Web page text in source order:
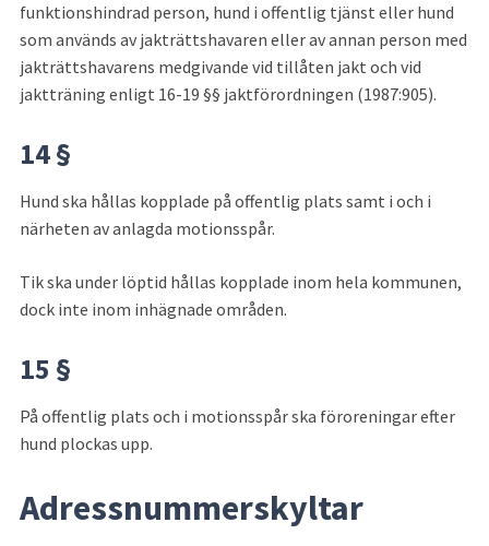
funktionshindrad person, hund i offentlig tjänst eller hund
som an­vänds av jakträttshavaren eller av annan person med
jakträttshavarens medgivande vid tillåten jakt och vid
jaktträning enligt 16-19 §§ jakt­förordningen (1987:905).
14 §
Hund ska hållas kopplade på offentlig plats samt i och i
närheten av anlagda motionsspår.
Tik ska under löptid hållas kopplade inom hela kommunen,
dock inte inom inhägnade områden.
15 §
På offentlig plats och i motionsspår ska föroreningar efter
hund plockas upp.
Adressnummerskyltar